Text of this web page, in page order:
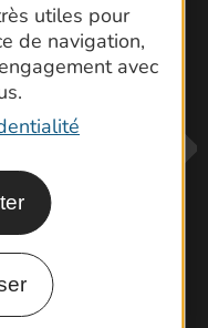
utiles pour
de navigation,
avec
!